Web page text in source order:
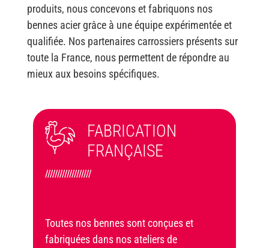
produits, nous concevons et fabriquons nos
bennes acier grâce à une équipe expérimentée et
qualifiée. Nos partenaires carrossiers présents sur
toute la France, nous permettent de répondre au
mieux aux besoins spécifiques.
FABRICATION
FRANÇAISE
///////////////////
Toutes nos bennes sont conçues et
fabriquées dans nos ateliers de